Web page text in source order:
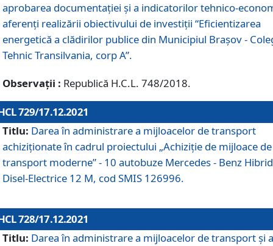
aprobarea documentației și a indicatorilor tehnico-
aferenți realizării obiectivului de investiții “Eficientizarea
energetică a clădirilor publice din Municipiul Brașov -
Tehnic Transilvania, corp A”.
Observații : Republică H.C.L. 748/2018.
729/17.12.2021
Titlu: Darea în administrare a mijloacelor de transport
achiziționate în cadrul proiectului „Achiziţie de mijloace de
transport moderne” - 10 autobuze Mercedes - Benz Hibrid
Disel-Electrice 12 M, cod SMIS 126996.
728/17.12.2021
Titlu: Darea în administrare a mijloacelor de transport și a